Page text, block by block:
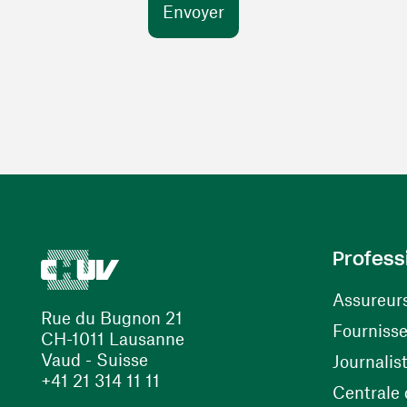
Rue du Bugnon 21
CH-1011 Lausanne
Vaud - Suisse
+41 21 314 11 11
Centrale